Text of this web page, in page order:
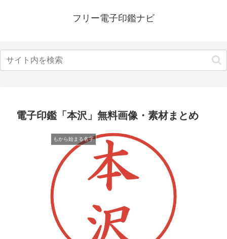
フリー電子印鑑ナビ
電子印鑑「本沢」無料画像・素材まとめ
もから始まる名字